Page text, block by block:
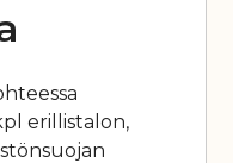
erillistalon,